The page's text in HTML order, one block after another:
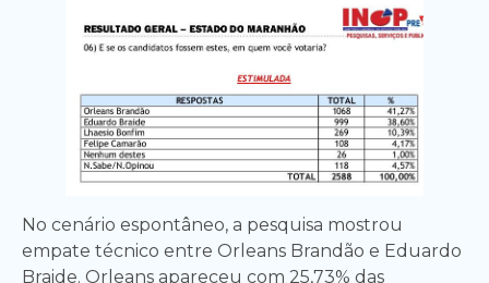
No cenário espontâneo, a pesquisa mostrou
empate técnico entre Orleans Brandão e Eduardo
Braide. Orleans apareceu com 25,73% das